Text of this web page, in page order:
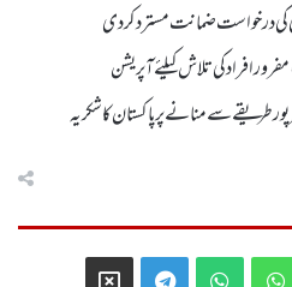
درخواست ضمانت مسترد کردی
افراد کی تلاش کیلئے آپریشن
طریقے سے منانے پر پاکستان کا شکریہ